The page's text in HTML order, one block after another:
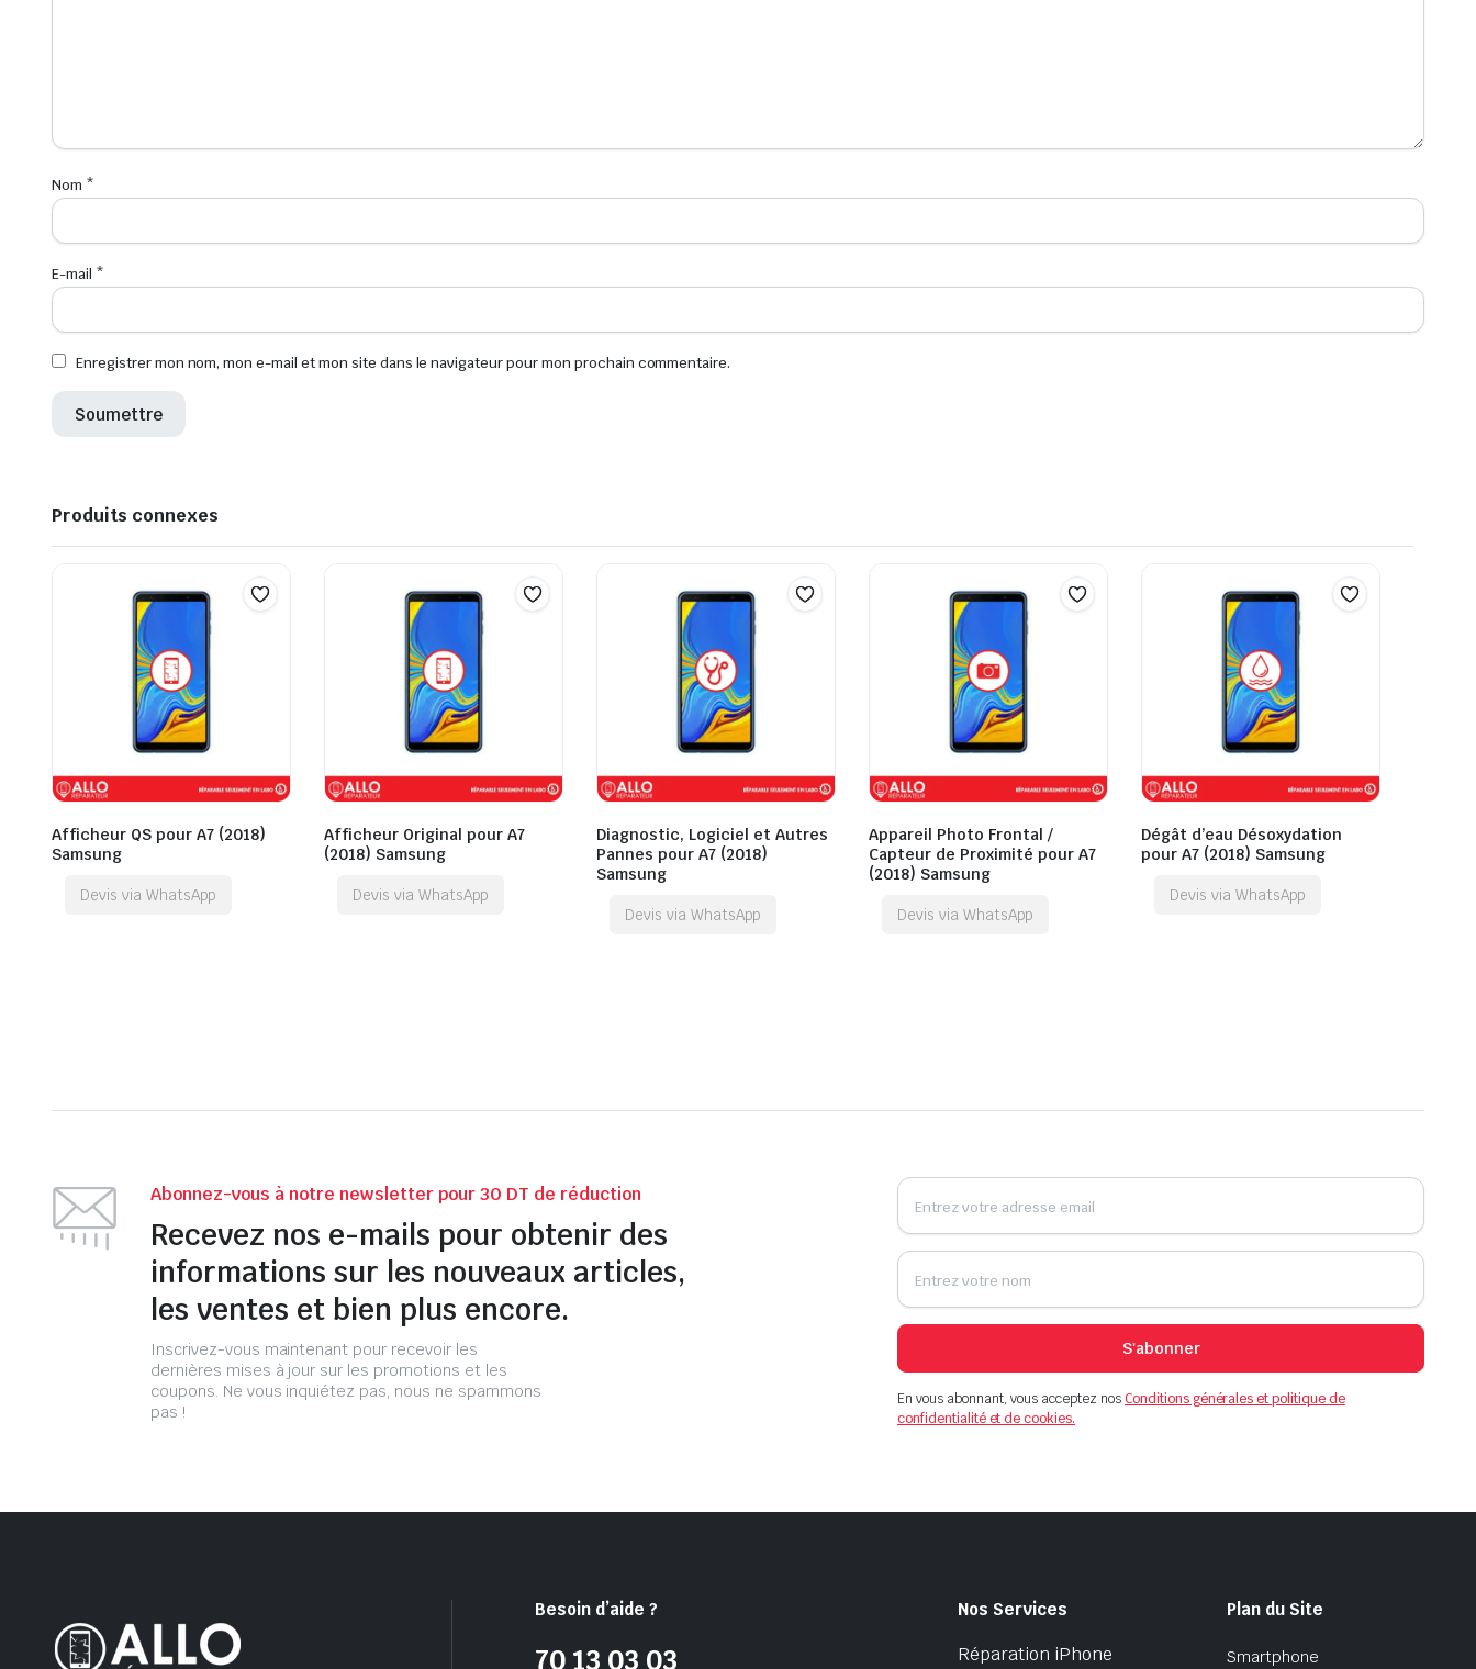
Nom *
E-mail *
Enregistrer mon nom, mon e-mail et mon site dans le navigateur pour mon prochain commentaire.
Produits connexes
Afficheur QS pour A7 (2018)
Samsung
Devis via WhatsApp
Afficheur Original pour A7
(2018) Samsung
Devis via WhatsApp
Diagnostic, Logiciel et Autres
Pannes pour A7 (2018)
Samsung
Devis via WhatsApp
Appareil Photo Frontal /
Capteur de Proximité pour A7
(2018) Samsung
Devis via WhatsApp
Dégât d’eau Désoxydation
pour A7 (2018) Samsung
Devis via WhatsApp
Abonnez-vous à notre newsletter pour 30 DT de réduction
Recevez nos e-mails pour obtenir des
informations sur les nouveaux articles,
les ventes et bien plus encore.
Inscrivez-vous maintenant pour recevoir les
dernières mises à jour sur les promotions et les
coupons. Ne vous inquiétez pas, nous ne spammons
pas !
S'abonner
En vous abonnant, vous acceptez nosConditions générales et politique de
confidentialité et de cookies.
Besoin d’aide ?
70 13 03 03
Nos Services
Réparation iPhone
Plan du Site
Smartphone